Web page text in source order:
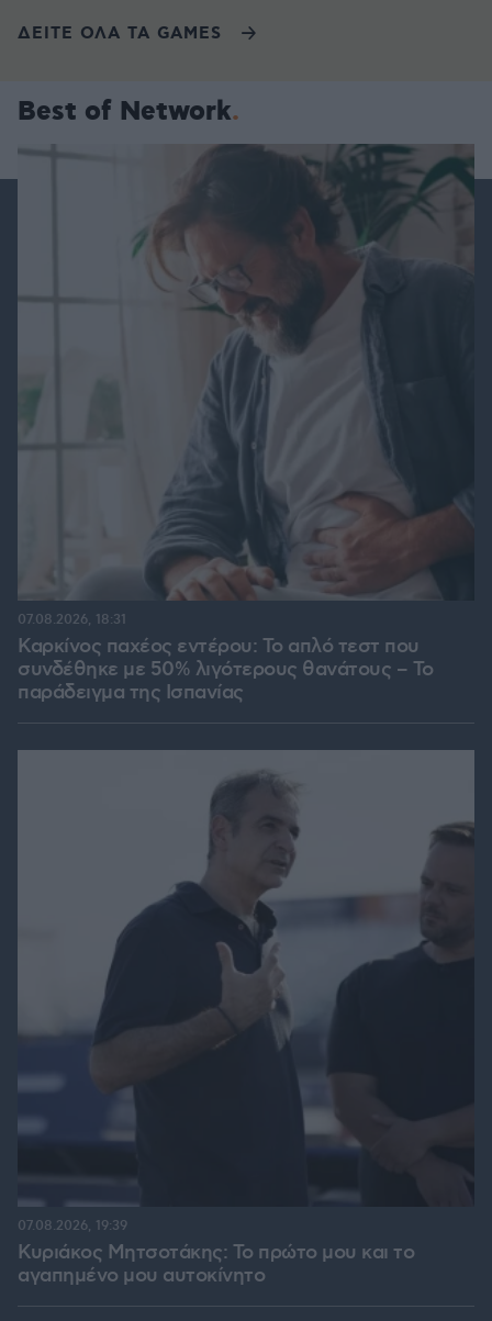
ΔΕΙΤΕ ΟΛΑ ΤΑ GAMES
Best of Network
Καρκίνος παχέος εντέρου: Το απλό τεστ που
συνδέθηκε με 50% λιγότερους θανάτους – Το
παράδειγμα της Ισπανίας
07.08.2026, 18:31
Κυριάκος Μητσοτάκης: Το πρώτο μου και το
αγαπημένο μου αυτοκίνητο
07.08.2026, 19:39